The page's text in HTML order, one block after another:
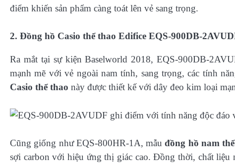
điểm khiến sản phẩm càng toát lên vẻ sang trọng.
2. Đồng hồ Casio thể thao Edifice EQS-900DB-
Ra mắt tại sự kiện Baselworld 2018, EQS-900DB-
mạnh mẽ với vẻ ngoài nam tính, sang trọng, các tính
Casio thể thao này được thiết kế với dây đeo kim loại
Cũng giống như EQS-800HR-1A, mẫuđồng hồ nam
sợi carbon với hiệu ứng thị giác cao. Đồng thời, chất liệu